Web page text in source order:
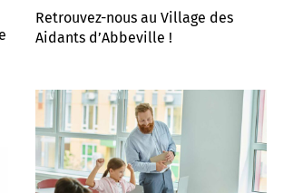
Retrouvez-nous au Village des
Aidants d’Abbeville !